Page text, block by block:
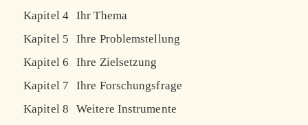
Kapitel 4 Ihr Thema
Kapitel 5
Ihre Problemstellung
Kapitel 6
Ihre Zielsetzung
Kapitel 7
Ihre Forschungsfrage
Kapitel 8
Weitere Instrumente